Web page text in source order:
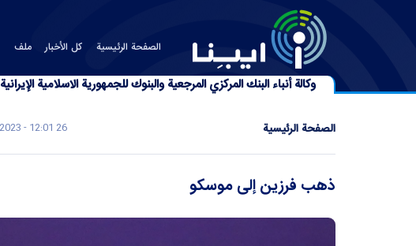
وكالة أنباء البنك المركزي المرجعية والبنوك للجمهورية الاسلامية الإيرانية
الصفحة الرئیسیة كل الأخبار ملف
الصفحة الرئیسیة 26 December 2023 - 12:01
ذهب فرزين إلى موسكو